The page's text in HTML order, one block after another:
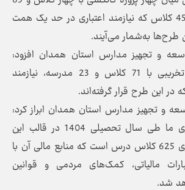
پروژه نیمه‌تمام با 452 کلاس که نیازمند اعتباری در حد یک همت
طرح‌ها به‌شمار می‌آیند.
و تجهیز مدارس استان همدان افزود:
همچنین 18 پروژه تخریبی با 71 کلاس و 23 مدرسه، نیازمند
این طرح قرار گرفته‌اند.
و تجهیز مدارس استان همدان ابراز کرد:
درمجموع هدف‌گذاری ما طی سال تحصیلی 1404 در قالب این
طرح احداث و بهسازی 625 کلاس درس است که منابع مالی آن با
مالیاتی، کمک‌های مردمی و قوانین
شد.